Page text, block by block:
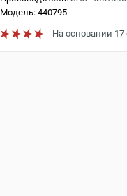
Модель:440795
На основании 17